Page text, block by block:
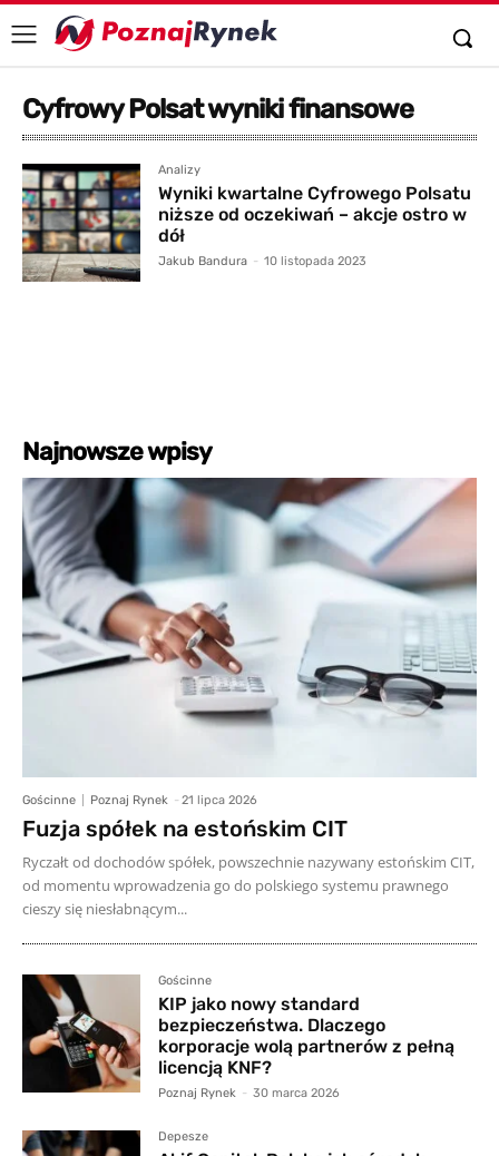
Cyfrowy Polsat wyniki finansowe
Analizy
Wyniki kwartalne Cyfrowego Polsatu
niższe od oczekiwań – akcje ostro w
dół
Jakub Bandura - 10 listopada 2023
Najnowsze wpisy
Gościnne Poznaj Rynek - 21 lipca 2026
Fuzja spółek na estońskim CIT
Ryczałt od dochodów spółek, powszechnie nazywany estońskim CIT,
od momentu wprowadzenia go do polskiego systemu prawnego
cieszy się niesłabnącym...
Gościnne
KIP jako nowy standard
bezpieczeństwa. Dlaczego
korporacje wolą partnerów z pełną
licencją KNF?
Poznaj Rynek - 30 marca 2026
Depesze